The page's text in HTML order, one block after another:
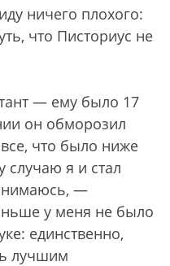
ничего плохого:
что Писториус не
— ему было 17
он обморозил
что было ниже
случаю я и стал
—
у меня не было
единственно,
лучшим